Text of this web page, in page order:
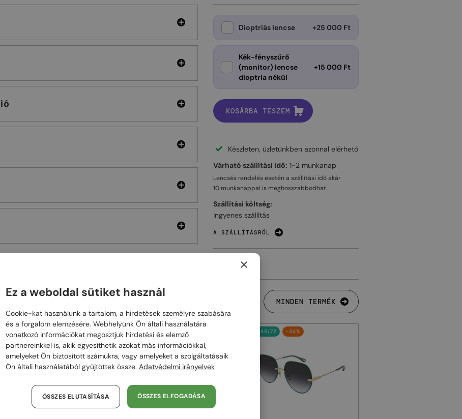
Dioptriás lencse +25 000 Ft
Kék-fényszűrő
(monitor) lencse
dioptria nékül
+15 000 Ft
KOSÁRBA TESZEM
Készleten, üzletünkben azonnal elérhető
Várható szállítási idő: 1-2 munkanap
Lencsés rendelés esetén a szállítási idő akár
10 munkanappal is meghosszabbodhat.
Szállítási költség:
Ingyenes szállítás
A SZÁLLÍTÁSRÓL
MINDEN TERMÉK
48/72 48/72 48/72 -34%
×
Ez a weboldal sütiket használ
Cookie-kat használunk a tartalom, a hirdetések személyre szabására
és a forgalom elemzésére. Webhelyünk Ön általi használatára
vonatkozó információkat megosztjuk hirdetési és elemző
partnereinkkel is, akik egyesíthetik azokat más információkkal,
amelyeket Ön biztosított számukra, vagy amelyeket a szolgáltatásaik
Ön általi használatából gyűjtöttek össze. Adatvédelmi irányelvek
ÖSSZES ELFOGADÁSA
ÖSSZES ELUTASÍTÁSA